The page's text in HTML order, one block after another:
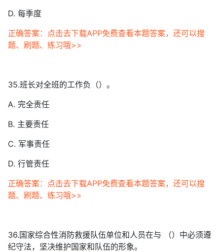
D. 每季度
正确答案：点击去下载APP免费查看本题答案，还可以搜
题、刷题、练习哦>>
35.班长对全班的工作负（）。
A. 完全责任
B. 主要责任
C. 军事责任
D. 行管责任
正确答案：点击去下载APP免费查看本题答案，还可以搜
题、刷题、练习哦>>
36.国家综合性消防救援队伍单位和人员在与 （）中必须遵
纪守法，坚决维护国家和队伍的形象。